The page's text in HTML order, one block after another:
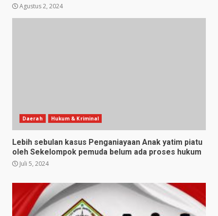
Agustus 2, 2024
Daerah Hukum & Kriminal
Lebih sebulan kasus Penganiayaan Anak yatim piatu
oleh Sekelompok pemuda belum ada proses hukum
Juli 5, 2024